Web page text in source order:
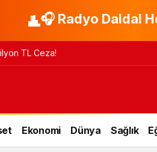
🎧 Radyo Daldal
TL Ceza!
Ekonomi Dünya Sağlık